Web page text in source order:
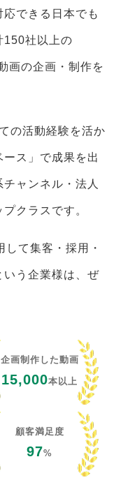
できる日本でも
150社以上の
画の企画・制作を
の活動経験を活か
ス」で成果を出
ャンネル・法人
クラスです。
て集客・採用・
いう企業様は、ぜ
企画制作した動画
15,000本以上
顧客満足度
97%